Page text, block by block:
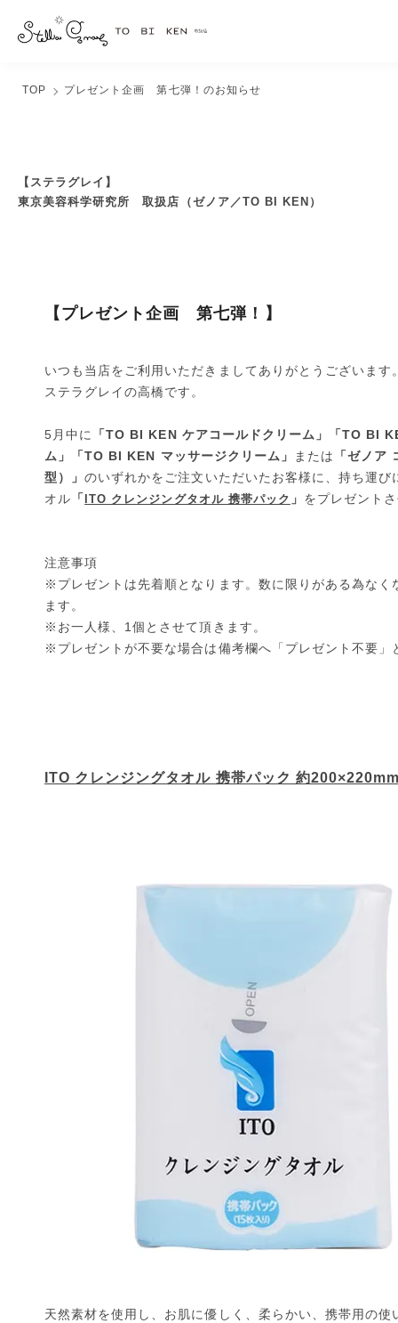
TOP プレゼント企画 第七弾！のお知らせ
【ステラグレイ】
東京美容科学研究所 取扱店（ゼノア／TO BI KEN）
【プレゼント企画 第七弾！】
いつも当店をご利用いただきましてありがとうございます
ステラグレイの高橋です。
5月中に 「TO BI KEN ケアコールドクリーム 」「TO BI
ム 」「TO BI KEN マッサージクリーム 」 または 「ゼノア
型）
」のいずれかをご注文いただいたお客様に、持ち運び
オル 「 ITO クレンジングタオル 携帯パック 」 をプレゼント
注意事項
※プレゼントは先着順となります。数に限りがある為なく
ます。
※お一人様、1個とさせて頂きます。
※プレゼントが不要な場合は備考欄へ「プレゼント不要」
ITO クレンジングタオル 携帯パック 約
天然素材を使用し、お肌に優しく、柔らかい、携帯用の使